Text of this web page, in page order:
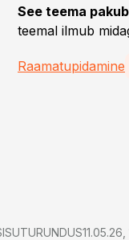
See teema
teemal ilmub
Raamatupidamine
11.05.26,